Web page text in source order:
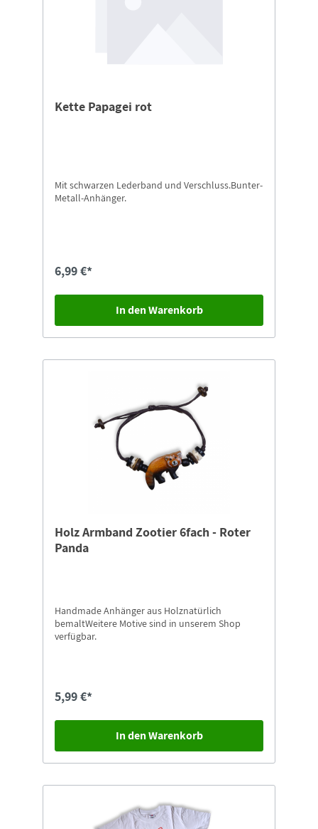
Kette Papagei rot
Mit schwarzen Lederband und Verschluss.Bunter-
Metall-Anhänger.
6,99 €*
In den Warenkorb
Holz Armband Zootier 6fach - Roter
Panda
Handmade Anhänger aus Holznatürlich
bemaltWeitere Motive sind in unserem Shop
verfügbar.
5,99 €*
In den Warenkorb